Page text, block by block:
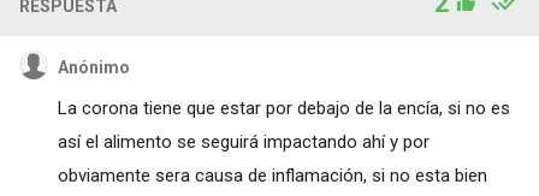
RESPUESTA
Anónimo
La corona tiene que estar por debajo de la encía, si no es
así el alimento se seguirá impactando ahí y por
obviamente sera causa de inflamación, si no esta bien